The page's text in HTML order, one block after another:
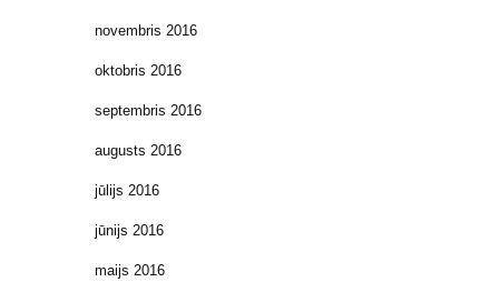
novembris 2016
oktobris 2016
septembris 2016
augusts 2016
jūlijs 2016
jūnijs 2016
maijs 2016